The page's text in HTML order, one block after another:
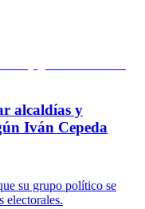
alcaldías y
Iván Cepeda
su grupo político se
electorales.